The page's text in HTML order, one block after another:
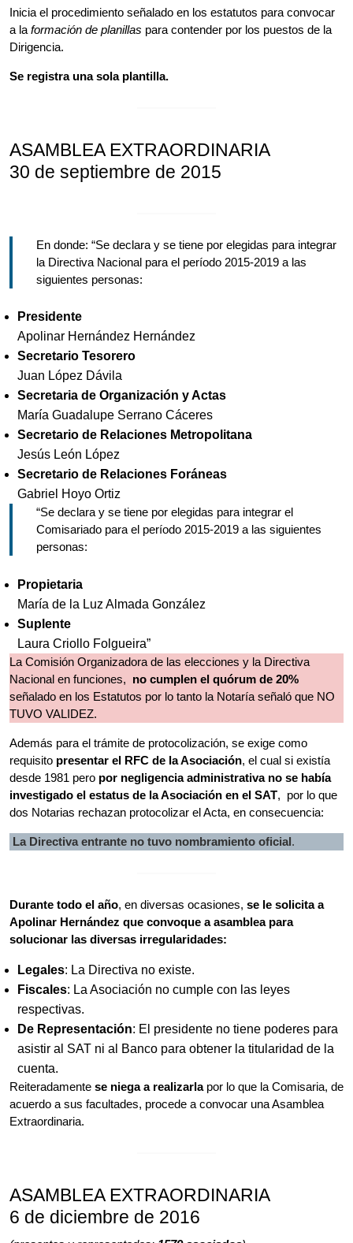
Inicia el procedimiento señalado en los estatutos para convocar
a la formación de planillas para contender por los puestos de la
Dirigencia.
Se registra una sola plantilla.
ASAMBLEA EXTRAORDINARIA
30 de septiembre de 2015
En donde: “Se declara y se tiene por elegidas para integrar
la Directiva Nacional para el período 2015-2019 a las
siguientes personas:
Presidente
Apolinar Hernández Hernández
Secretario Tesorero
Juan López Dávila
Secretaria de Organización y Actas
María Guadalupe Serrano Cáceres
Secretario de Relaciones Metropolitana
Jesús León López
Secretario de Relaciones Foráneas
Gabriel Hoyo Ortiz
“Se declara y se tiene por elegidas para integrar el
Comisariado para el período 2015-2019 a las siguientes
personas:
Propietaria
María de la Luz Almada González
Suplente
Laura Criollo Folgueira”
La Comisión Organizadora de las elecciones y la Directiva
Nacional en funciones, no cumplen el quórum de 20%
señalado en los Estatutos por lo tanto la Notaría señaló que NO
TUVO VALIDEZ.
Además para el trámite de protocolización, se exige como
requisito presentar el RFC de la Asociación, el cual si existía
desde 1981 pero por negligencia administrativa no se había
investigado el estatus de la Asociación en el SAT, por lo que
dos Notarias rechazan protocolizar el Acta, en consecuencia:
La Directiva entrante no tuvo nombramiento oficial.
Durante todo el año, en diversas ocasiones, se le solicita a
Apolinar Hernández que convoque a asamblea para
solucionar las diversas irregularidades:
Legales: La Directiva no existe.
Fiscales: La Asociación no cumple con las leyes
respectivas.
De Representación: El presidente no tiene poderes para
asistir al SAT ni al Banco para obtener la titularidad de la
cuenta.
Reiteradamente se niega a realizarlapor lo que la Comisaria, de
acuerdo a sus facultades, procede a convocar una Asamblea
Extraordinaria.
ASAMBLEA EXTRAORDINARIA
6 de diciembre de 2016